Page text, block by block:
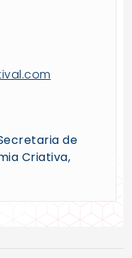
de
Criativa,